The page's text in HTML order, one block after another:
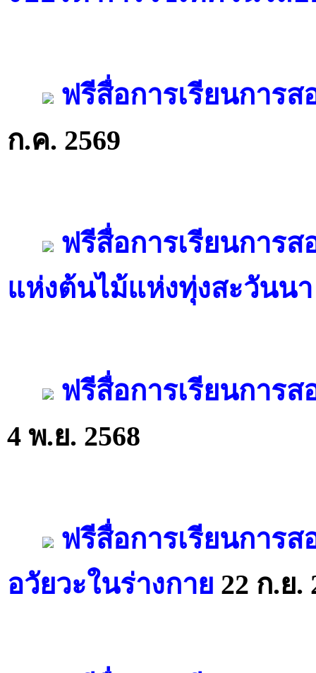
ฟรีสื่อการเรียนการส
ก.ค. 2569
ฟรีสื่อการเรียนการ
แห่งต้นไม้แห่งทุ่งสะวันนา
ฟรีสื่อการเรียนการ
4 พ.ย. 2568
ฟรีสื่อการเรียนการ
อวัยวะในร่างกาย 22 ก.ย.